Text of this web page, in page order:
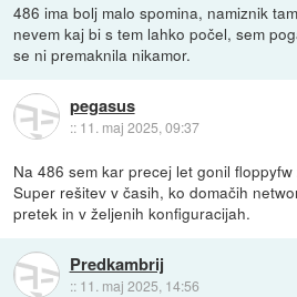
486 ima bolj malo spomina, namiznik
nevem kaj bi s tem lahko počel, sem
se ni premaknila nikamor.
pegasus
:: 11. maj 2025, 09:37
Na 486 sem kar precej let gonil
Super rešitev v časih, ko domačih
pretek in v željenih konfiguracijah.
Predkambrij
:: 11. maj 2025, 14:56